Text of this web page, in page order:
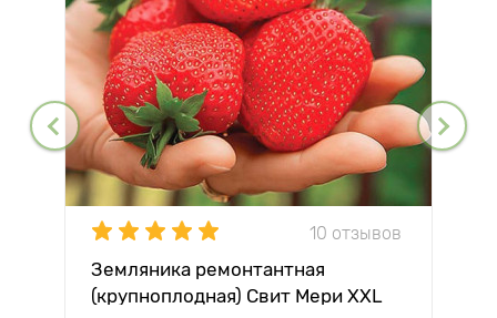
10 отзывов
Земляника ремонтантная
(крупноплодная) Свит Мери XXL